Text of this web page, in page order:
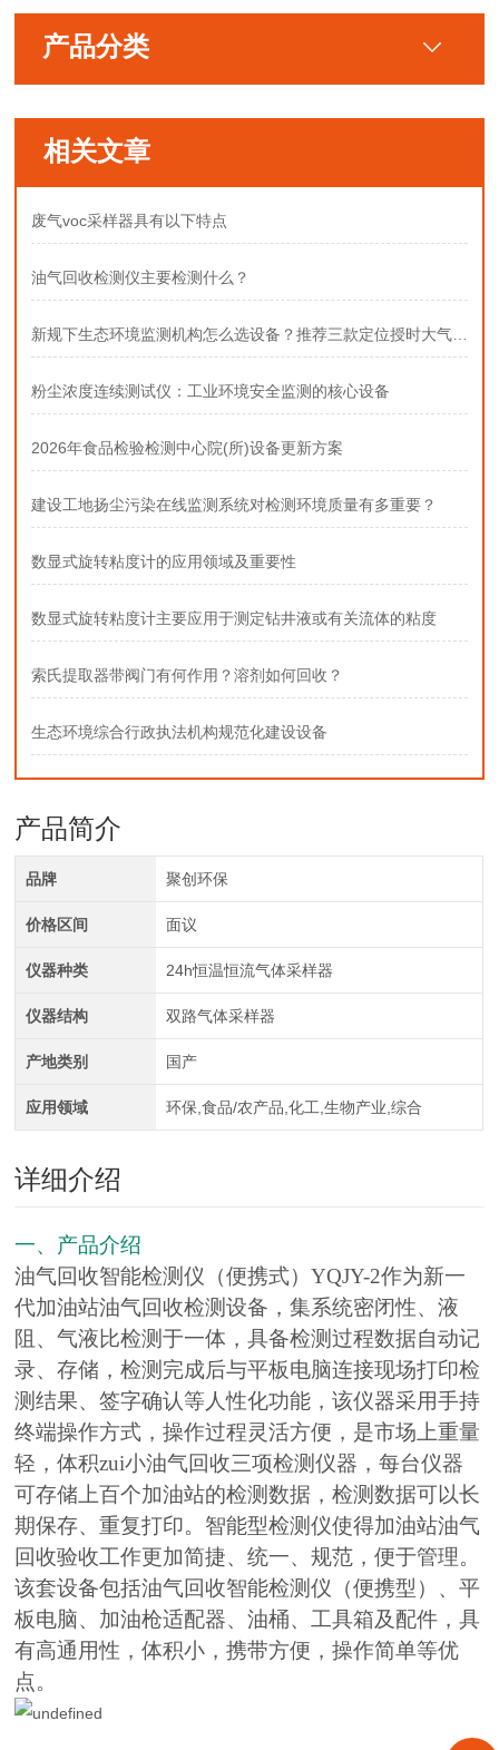
产品分类
相关文章
废气voc采样器具有以下特点
油气回收检测仪主要检测什么？
新规下生态环境监测机构怎么选设备？推荐三款定位授时大气采样器
粉尘浓度连续测试仪：工业环境安全监测的核心设备
2026年食品检验检测中心院(所)设备更新方案
建设工地扬尘污染在线监测系统对检测环境质量有多重要？
数显式旋转粘度计的应用领域及重要性
数显式旋转粘度计主要应用于测定钻井液或有关流体的粘度
索氏提取器带阀门有何作用？溶剂如何回收？
生态环境综合行政执法机构规范化建设设备
产品简介
品牌 聚创环保
价格区间 面议
仪器种类 24h恒温恒流气体采样器
仪器结构 双路气体采样器
产地类别 国产
应用领域 环保,食品/农产品,化工,生物产业,综合
详细介绍
一、产品介绍
油气回收智能检测仪（便携式）YQJY-2作为新一
代加油站油气回收检测设备，集系统密闭性、液
阻、气液比检测于一体，具备检测过程数据自动记
录、存储，检测完成后与平板电脑连接现场打印检
测结果、签字确认等人性化功能，该仪器采用手持
终端操作方式，操作过程灵活方便，是市场上重量
轻，体积zui小油气回收三项检测仪器，每台仪器
可存储上百个加油站的检测数据，检测数据可以长
期保存、重复打印。智能型检测仪使得加油站油气
回收验收工作更加简捷、统一、规范，便于管理。
该套设备包括油气回收智能检测仪（便携型）、平
板电脑、加油枪适配器、油桶、工具箱及配件，具
有高通用性，体积小，携带方便，操作简单等优
点。